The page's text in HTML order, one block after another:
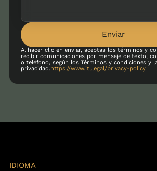
Enviar
Al hacer clic en enviar, aceptas los términos y
recibir comunicaciones por mensaje de texto,
o teléfono, según los Términos y condiciones y
privacidad.https://www.itl.legal/privacy-policy
IDIOMA